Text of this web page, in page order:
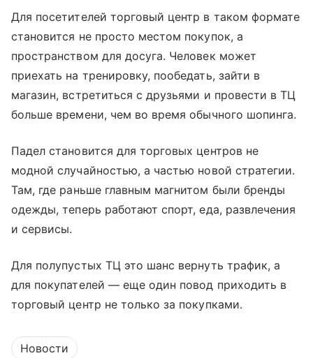
Для посетителей торговый центр в таком формате
становится не просто местом покупок, а
пространством для досуга. Человек может
приехать на тренировку, пообедать, зайти в
магазин, встретиться с друзьями и провести в ТЦ
больше времени, чем во время обычного шопинга.
Падел становится для торговых центров не
модной случайностью, а частью новой стратегии.
Там, где раньше главным магнитом были бренды
одежды, теперь работают спорт, еда, развлечения
и сервисы.
Для полупустых ТЦ это шанс вернуть трафик, а
для покупателей — еще один повод приходить в
торговый центр не только за покупками.
Новости